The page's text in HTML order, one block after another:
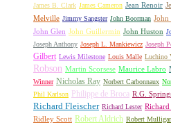
James B. Clark James Cameron Jean Renoir
Melville Jimmy Sangster John Boorman John
John Glen John Guillermin John Huston
Joseph Anthony Joseph L. Mankiewicz Joseph
Gilbert Lewis Milestone Louis Malle Luchino
Robson Martin Scorsese Maurice Labro
Winner Nicholas Ray Norbert Carbonnaux
Phil Karlson
Philippe de Broca R.G.
Richard Fleischer Richard Lester Richard
Ridley Scott Robert Aldrich Robert